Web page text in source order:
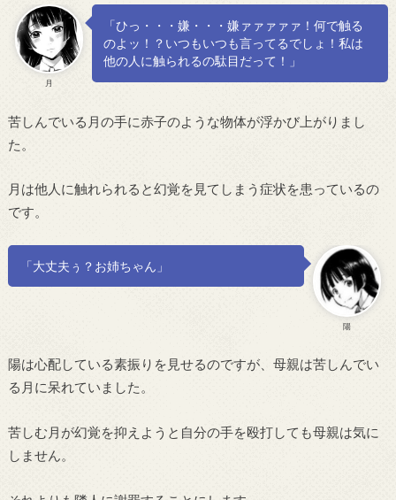
月
「ひっ・・・嫌・・・嫌ァァァァァ！何で触る
のよッ！？いつもいつも言ってるでしょ！私は
他の人に触られるの駄目だって！」
苦しんでいる月の手に赤子のような物体が浮かび上がりまし
た。
月は他人に触れられると幻覚を見てしまう症状を患っているの
です。
陽
「大丈夫ぅ？お姉ちゃん」
陽は心配している素振りを見せるのですが、母親は苦しんでい
る月に呆れていました。
苦しむ月が幻覚を抑えようと自分の手を殴打しても母親は気に
しません。